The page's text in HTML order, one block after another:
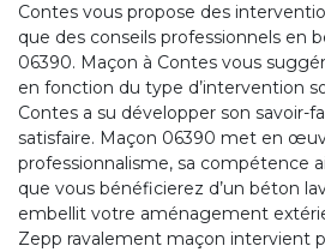
Contes vous propose des
que des conseils professionnels en
06390. Maçon à Contes vous
en fonction du type d’intervention
Contes a su développer son savoir-
satisfaire. Maçon 06390 met en
professionnalisme, sa compétence
que vous bénéficierez d’un béton
embellit votre aménagement
Zepp ravalement maçon intervient